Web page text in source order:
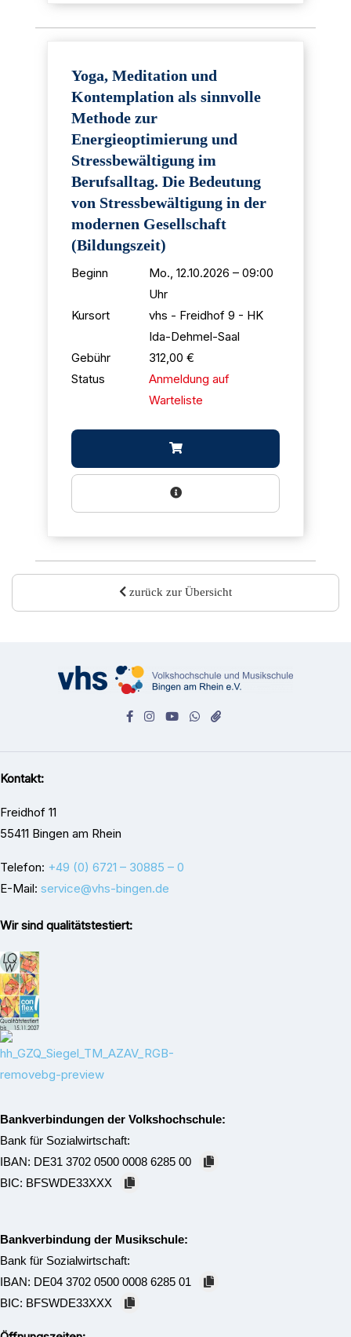
Yoga, Meditation und
Kontemplation als sinnvolle
Methode zur
Energieoptimierung und
Stressbewältigung im
Berufsalltag. Die Bedeutung
von Stressbewältigung in der
modernen Gesellschaft
(Bildungszeit)
Beginn
Mo., 12.10.2026 – 09:00
Uhr
Kursort
vhs - Freidhof 9 - HK
Ida-Dehmel-Saal
Gebühr
312,00 €
Status
Anmeldung auf
Warteliste
zurück zur Übersicht
Kontakt:
Freidhof 11
55411 Bingen am Rhein
Telefon: +49 (0) 6721 – 30885 – 0
E-Mail: service@vhs-bingen.de
Wir sind qualitätstestiert:
Bankverbindungen der Volkshochschule:
Bank für Sozialwirtschaft:
IBAN: DE31 3702 0500 0008 6285 00
BIC: BFSWDE33XXX
Bankverbindung der Musikschule:
Bank für Sozialwirtschaft:
IBAN: DE04 3702 0500 0008 6285 01
BIC: BFSWDE33XXX